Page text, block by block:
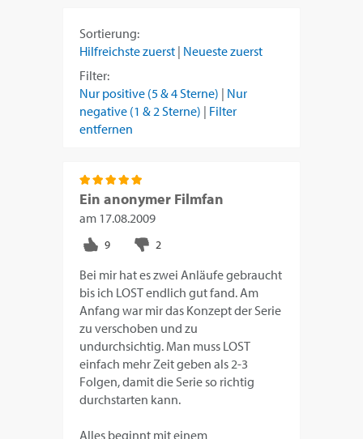
Sortierung:
Hilfreichste zuerst | Neueste zuerst
Filter:
Nur positive (5 & 4 Sterne) | Nur
negative (1 & 2 Sterne) | Filter
entfernen
Ein anonymer Filmfan
am 17.08.2009
Bei mir hat es zwei Anläufe gebraucht
bis ich LOST endlich gut fand. Am
Anfang war mir das Konzept der Serie
zu verschoben und zu
undurchsichtig. Man muss LOST
einfach mehr Zeit geben als 2-3
Folgen, damit die Serie so richtig
durchstarten kann.
Alles beginnt mit einem